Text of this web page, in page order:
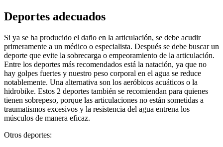
Deportes adecuados
Si ya se ha producido el daño en la articulación, se debe acudir
primeramente a un médico o especialista. Después se debe buscar un
deporte que evite la sobrecarga o empeoramiento de la articulación.
Entre los deportes más recomendados está la natación, ya que no
hay golpes fuertes y nuestro peso corporal en el agua se reduce
notablemente. Una alternativa son los aeróbicos acuáticos o la
hidrobike. Estos 2 deportes también se recomiendan para quienes
tienen sobrepeso, porque las articulaciones no están sometidas a
traumatismos excesivos y la resistencia del agua entrena los
músculos de manera eficaz.
Otros deportes: